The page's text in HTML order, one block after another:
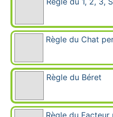
Règle du Chat
Règle du Béret